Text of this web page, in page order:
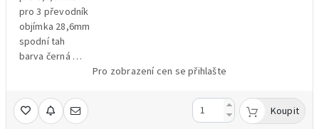
pro 3 převodník
objímka 28,6mm
spodní tah
barva černá
hmotnost 142g /váženo /Pro zobrazení cen se přihlašte
Koupit